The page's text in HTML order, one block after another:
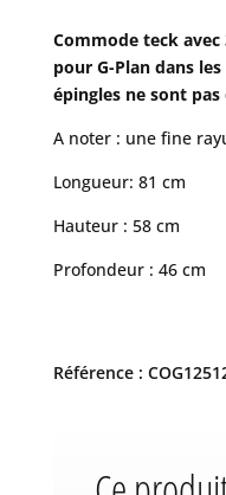
Commode teck
pour G-Plan dans
épingles ne sont pas
A noter : une fine
Longueur: 81 cm
Hauteur : 58 cm
Profondeur : 46 cm
Référence :